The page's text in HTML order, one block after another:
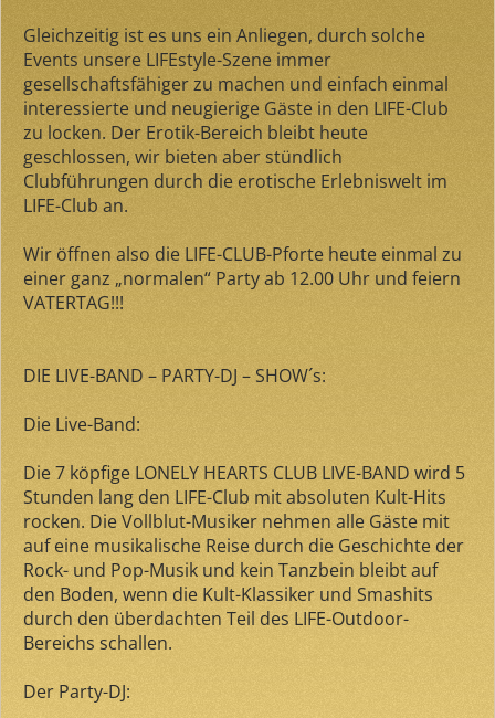
Gleichzeitig ist es uns ein Anliegen, durch solche
Events unsere LIFEstyle-Szene immer
gesellschaftsfähiger zu machen und einfach einmal
interessierte und neugierige Gäste in den LIFE-Club
zu locken. Der Erotik-Bereich bleibt heute
geschlossen, wir bieten aber stündlich
Clubführungen durch die erotische Erlebniswelt im
LIFE-Club an.
Wir öffnen also die LIFE-CLUB-Pforte heute einmal zu
einer ganz „normalen“ Party ab 12.00 Uhr und feiern
VATERTAG!!!
DIE LIVE-BAND – PARTY-DJ – SHOW´s:
Die Live-Band:
Die 7 köpfige LONELY HEARTS CLUB LIVE-BAND wird 5
Stunden lang den LIFE-Club mit absoluten Kult-Hits
rocken. Die Vollblut-Musiker nehmen alle Gäste mit
auf eine musikalische Reise durch die Geschichte der
Rock- und Pop-Musik und kein Tanzbein bleibt auf
den Boden, wenn die Kult-Klassiker und Smashits
durch den überdachten Teil des LIFE-Outdoor-
Bereichs schallen.
Der Party-DJ: